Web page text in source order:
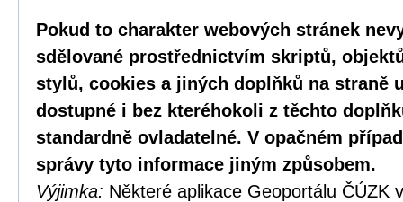
Pokud to charakter webových stránek
sdělované prostřednictvím skriptů,
stylů, cookies a jiných doplňků na straně
dostupné i bez kteréhokoli z těchto
standardně ovladatelné. V opačném
správy tyto informace jiným způsobem.
Výjimka: Některé aplikace Geoportálu ČÚZK